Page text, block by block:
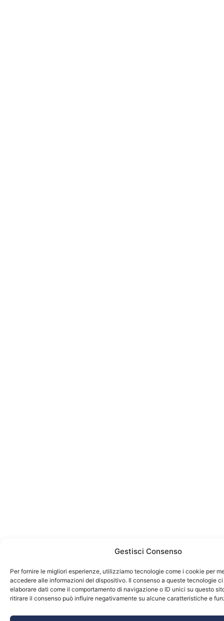
Gestisci Consenso
Per fornire le migliori esperienze, utilizziamo tecnologie come i cookie per
accedere alle informazioni del dispositivo. Il consenso a queste tecnologie
elaborare dati come il comportamento di navigazione o ID unici su questo
ritirare il consenso può influire negativamente su alcune caratteristiche e